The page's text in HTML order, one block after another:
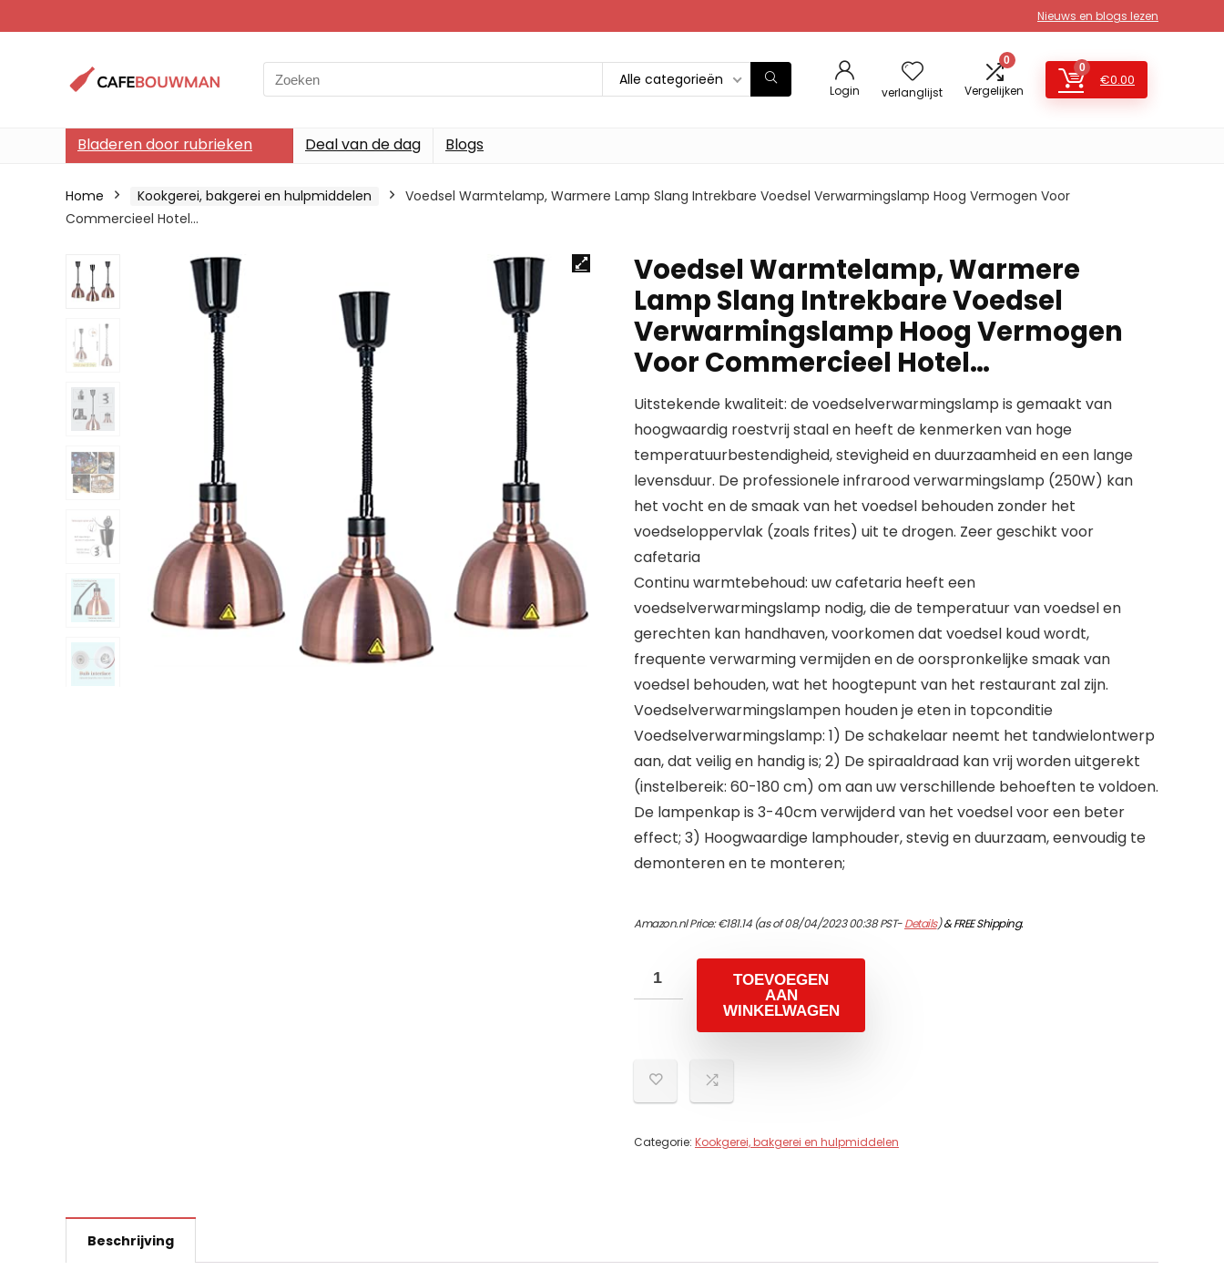
Nieuws en blogs lezen
Search
for:
Alle categorieën
Login verlanglijst
0
Vergelijken
0
€0.00
Bladeren door rubrieken Deal van de dag Blogs
Home Kookgerei, bakgerei en hulpmiddelen
Voedsel Warmtelamp, Warmere Lamp Slang Intrekbare Voedsel Verwarmingslamp Hoog Vermogen Voor
Commercieel Hotel…
Voedsel Warmtelamp, Warmere
Lamp Slang Intrekbare Voedsel
Verwarmingslamp Hoog Vermogen
Voor Commercieel Hotel…
Uitstekende kwaliteit: de voedselverwarmingslamp is gemaakt van
hoogwaardig roestvrij staal en heeft de kenmerken van hoge
temperatuurbestendigheid, stevigheid en duurzaamheid en een lange
levensduur. De professionele infrarood verwarmingslamp (250W) kan
het vocht en de smaak van het voedsel behouden zonder het
voedseloppervlak (zoals frites) uit te drogen. Zeer geschikt voor
cafetaria
Continu warmtebehoud: uw cafetaria heeft een
voedselverwarmingslamp nodig, die de temperatuur van voedsel en
gerechten kan handhaven, voorkomen dat voedsel koud wordt,
frequente verwarming vermijden en de oorspronkelijke smaak van
voedsel behouden, wat het hoogtepunt van het restaurant zal zijn.
Voedselverwarmingslampen houden je eten in topconditie
Voedselverwarmingslamp: 1) De schakelaar neemt het tandwielontwerp
aan, dat veilig en handig is; 2) De spiraaldraad kan vrij worden uitgerekt
(instelbereik: 60-180 cm) om aan uw verschillende behoeften te voldoen.
De lampenkap is 3-40cm verwijderd van het voedsel voor een beter
effect; 3) Hoogwaardige lamphouder, stevig en duurzaam, eenvoudig te
demonteren en te monteren;
Amazon.nl Price:€181.14(as of 08/04/2023 00:38 PST-Details)&FREE Shipping.
TOEVOEGEN
AAN
WINKELWAGEN
Categorie: Kookgerei, bakgerei en hulpmiddelen
Beschrijving